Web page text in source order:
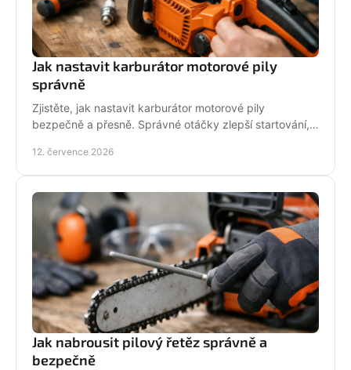
Jak nastavit karburátor motorové pily
správně
Zjistěte, jak nastavit karburátor motorové pily
bezpečně a přesně. Správné otáčky zlepší startování,
12. července 2026
Jak nabrousit pilový řetěz správně a
bezpečně